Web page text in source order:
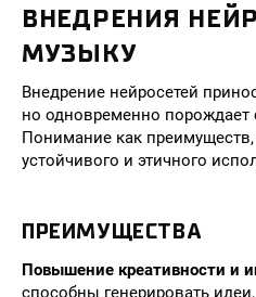
ВНЕДРЕНИЯ
МУЗЫКУ
Внедрение нейросетей
но одновременно
Понимание как
устойчивого и этичного
ПРЕИМУЩЕСТВА
Повышение креативности и
способны генерировать